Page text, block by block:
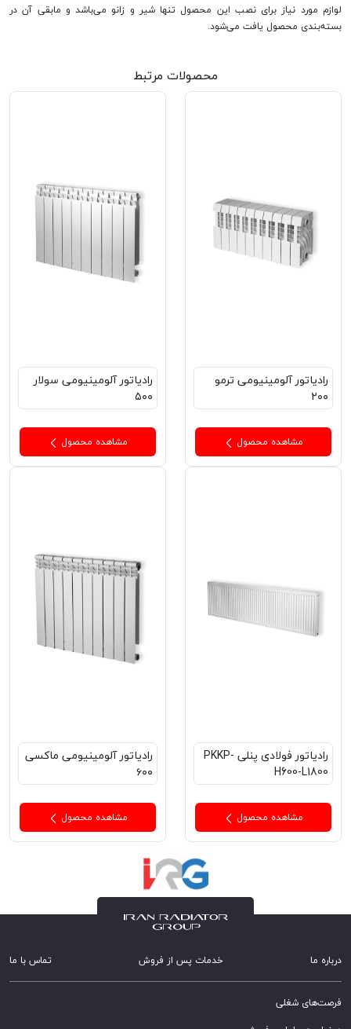
لوازم مورد نیاز برای نصب این محصول تنها شیر و زانو می‌باشد و مابقی آن در
بسته‌بندی محصول یافت می‌شود.
محصولات مرتبط
رادیاتور آلومینیومی ترمو
۲۰۰
مشاهده محصول
رادیاتور آلومینیومی سولار
۵۰۰
مشاهده محصول
رادیاتور فولادی پنلی PKKP-
H600-L1800
مشاهده محصول
رادیاتور آلومینیومی ماکسی
۶۰۰
مشاهده محصول
درباره ما خدمات پس از فروش تماس با ما
فرصت‌های شغلی